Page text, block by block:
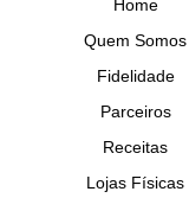
Home
Quem Somos
Fidelidade
Parceiros
Receitas
Lojas Físicas